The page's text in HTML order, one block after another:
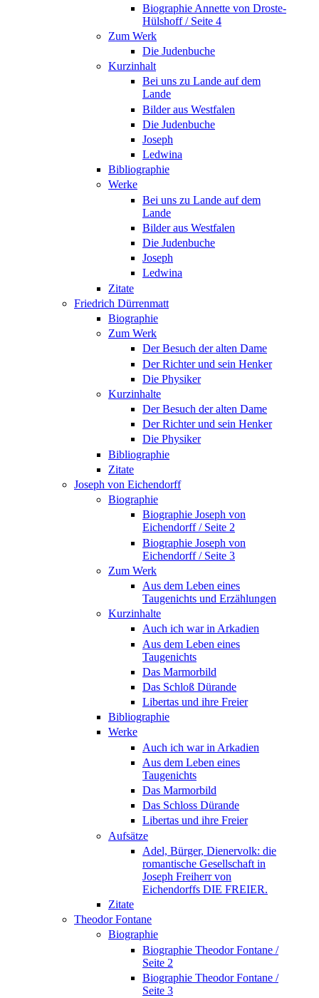
Biographie Annette von Droste-
Hülshoff / Seite 4
Zum Werk
Die Judenbuche
Kurzinhalt
Bei uns zu Lande auf dem
Lande
Bilder aus Westfalen
Die Judenbuche
Joseph
Ledwina
Bibliographie
Werke
Bei uns zu Lande auf dem
Lande
Bilder aus Westfalen
Die Judenbuche
Joseph
Ledwina
Zitate
Friedrich Dürrenmatt
Biographie
Zum Werk
Der Besuch der alten Dame
Der Richter und sein Henker
Die Physiker
Kurzinhalte
Der Besuch der alten Dame
Der Richter und sein Henker
Die Physiker
Bibliographie
Zitate
Joseph von Eichendorff
Biographie
Biographie Joseph von
Eichendorff / Seite 2
Biographie Joseph von
Eichendorff / Seite 3
Zum Werk
Aus dem Leben eines
Taugenichts und Erzählungen
Kurzinhalte
Auch ich war in Arkadien
Aus dem Leben eines
Taugenichts
Das Marmorbild
Das Schloß Dürande
Libertas und ihre Freier
Bibliographie
Werke
Auch ich war in Arkadien
Aus dem Leben eines
Taugenichts
Das Marmorbild
Das Schloss Dürande
Libertas und ihre Freier
Aufsätze
Adel, Bürger, Dienervolk: die
romantische Gesellschaft in
Joseph Freiherr von
Eichendorffs DIE FREIER.
Zitate
Theodor Fontane
Biographie
Biographie Theodor Fontane /
Seite 2
Biographie Theodor Fontane /
Seite 3